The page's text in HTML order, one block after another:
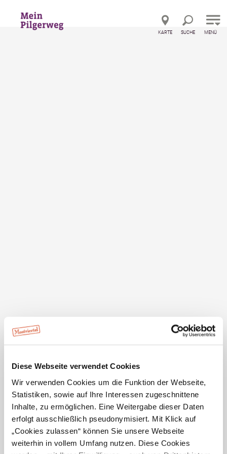
Diese Webseite verwendet Cookies
Wir verwenden Cookies um die Funktion der Webseite,
Statistiken, sowie auf Ihre Interessen zugeschnittene
Inhalte, zu ermöglichen. Eine Weitergabe dieser Daten
erfolgt ausschließlich pseudonymisiert. Mit Klick auf
„Cookies zulassen“ können Sie unsere Webseite
weiterhin in vollem Umfang nutzen. Diese Cookies
Direkt zur Volltextsuche
Direkt zum Inhalt
KARTE SUCHE MENÜ
mehr anzeigen
Da das Interesse am Pilgern stetig steigt, wird die
Broschüre „Via Sacra und Wiener Wallfahrerweg – Auf
regelmäßig neu aufgelegt und dient den Pilgern als
Der Folder beinhaltet Beschreibungen zu den
einzelnen Etappen inklusive Kartenmaterial sowie
Informationen zu den Via Sacra-Gastgebern entlang
der Strecken. Außerdem findet man darin hilfreiche
Tipps zu interessanter Literatur, Sehenswürdigkeiten
Jetzt bestellen